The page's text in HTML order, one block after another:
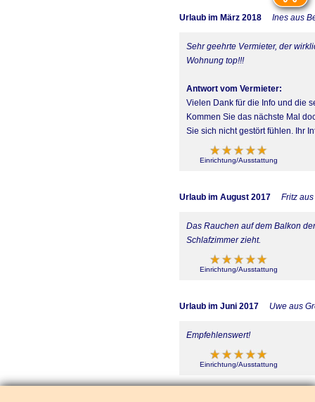
Urlaub im März 2018 Ines aus
Sehr geehrte Vermieter, der
Wohnung top!!!
Antwort vom Vermieter:
Vielen Dank für die Info und die
Kommen Sie das nächste Mal
Sie sich nicht gestört fühlen. Ihr
Einrichtung/Ausstattung
Urlaub im August 2017 Fritz
Das Rauchen auf dem Balkon
Schlafzimmer zieht.
Einrichtung/Ausstattung
Urlaub im Juni 2017 Uwe aus
Empfehlenswert!
Einrichtung/Ausstattung